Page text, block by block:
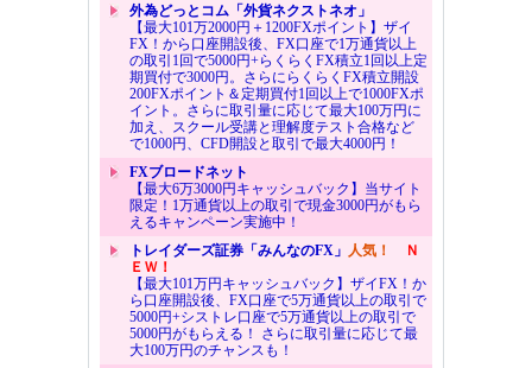
外為どっとコム「外貨ネクストネオ」
【最大101万2000円＋1200FXポイント】ザイ
FX！から口座開設後、FX口座で1万通貨以上
の取引1回で5000円+らくらくFX積立1回以上定
期買付で3000円。さらにらくらくFX積立開設
200FXポイント＆定期買付1回以上で1000FXポ
イント。さらに取引量に応じて最大100万円に
加え、スクール受講と理解度テスト合格など
で1000円、CFD開設と取引で最大4000円！
FXブロードネット
【最大6万3000円キャッシュバック】当サイト
限定！1万通貨以上の取引で現金3000円がもら
えるキャンペーン実施中！
トレイダーズ証券「みんなのFX」 人気！
Ｎ
ＥＷ！
【最大101万円キャッシュバック】ザイFX！か
ら口座開設後、FX口座で5万通貨以上の取引で
5000円+シストレ口座で5万通貨以上の取引で
5000円がもらえる！ さらに取引量に応じて最
大100万円のチャンスも！